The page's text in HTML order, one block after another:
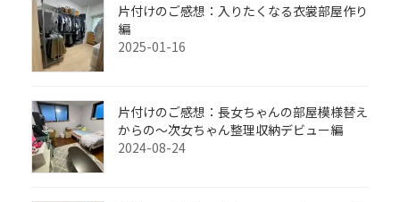
片付けのご感想：入りたくなる衣裳部屋作り
編
2025-01-16
片付けのご感想：長女ちゃんの部屋模様替え
からの～次女ちゃん整理収納デビュー編
2024-08-24